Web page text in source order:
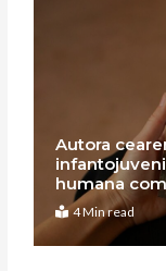
Autora
humana
4 Min read